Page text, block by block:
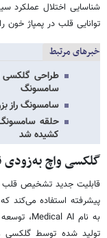
توانایی قلب در پمپاژ
خبرهای مرتبط
سامسونگ
سامسونگ راز
حلقه
کشیده شد
گلکسی واچ به‌زودی
قابلیت جدید تشخیص
پیشرفته استفاده می‌کند